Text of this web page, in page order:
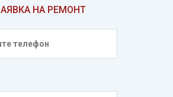
НА РЕМОНТ